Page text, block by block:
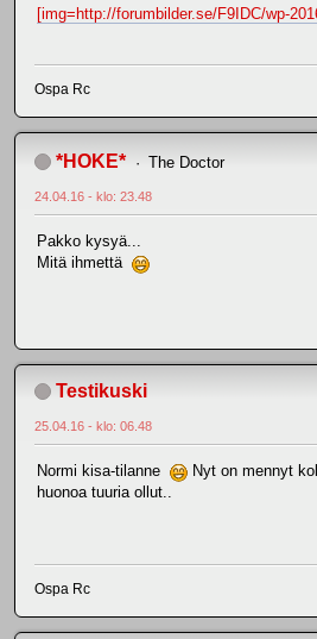
[img=http://forumbilder.se/F9IDC/wp-
Ospa Rc
*HOKE* The Doctor
24.04.16 - klo: 23.48
Pakko kysyä...
Mitä ihmettä
Testikuski
25.04.16 - klo: 06.48
Normi kisa-tilanne
Nyt on mennyt
huonoa tuuria ollut..
Ospa Rc